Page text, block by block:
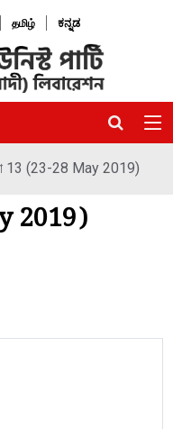
| தமிழ் | ಕನ್ನಡ
13 (23-28 May 2019)
2019)